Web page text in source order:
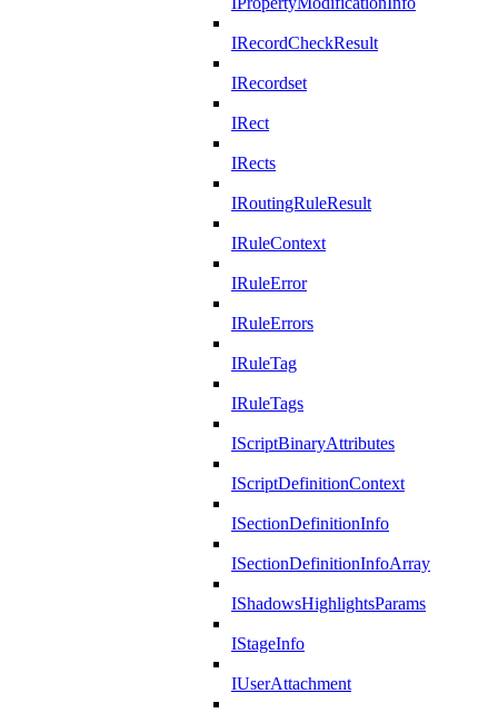
IRecordCheckResult
IRecordset
IRect
IRects
IRoutingRuleResult
IRuleContext
IRuleError
IRuleErrors
IRuleTag
IRuleTags
IScriptBinaryAttributes
IScriptDefinitionContext
ISectionDefinitionInfo
ISectionDefinitionInfoArray
IShadowsHighlightsParams
IStageInfo
IUserAttachment